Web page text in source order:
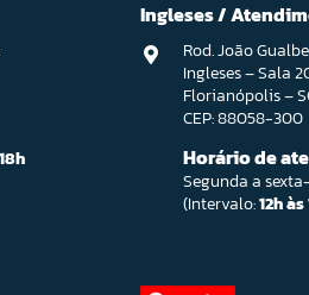
Ingleses /
Rod. João
Ingleses – Sala
Florianópolis –
CEP: 88058-300
Horário de
Segunda a
(Intervalo:12h